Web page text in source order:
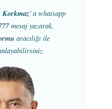
' a whatsapp
mesaj yazarak,
aracılığı ile